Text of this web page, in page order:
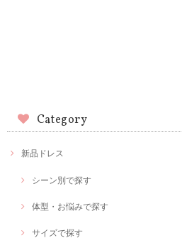
Category
新品ドレス
シーン別で探す
体型・お悩みで探す
サイズで探す